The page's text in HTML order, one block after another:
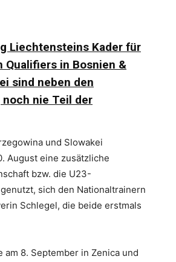
Liechtensteins Kader für
Qualifiers in Bosnien &
sind neben den
nie Teil der
und Slowakei
August eine zusätzliche
bzw. die U23-
sich den Nationaltrainern
Schlegel, die beide erstmals
8. September in Zenica und